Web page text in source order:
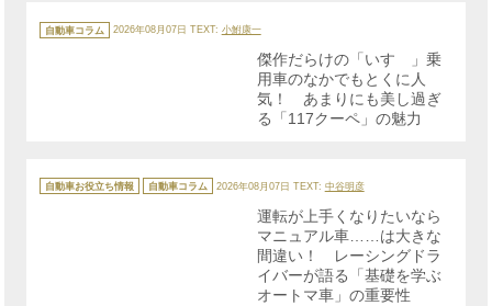
テ
ゴ
自動車コラム 2026年08月07日 TEXT: 小鮒康一
傑作だらけの「いすゞ」乗
用車のなかでもとくに人
気！ あまりにも美し過ぎ
る「117クーペ」の魅力
テ
ゴ
自動車お役立ち情報 自動車コラム 2026年08月07日 TEXT: 中谷明彦
運転が上手くなりたいなら
マニュアル車……は大きな
間違い！ レーシングドラ
イバーが語る「基礎を学ぶ
オートマ車」の重要性